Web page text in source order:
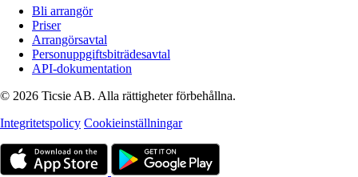
Bli arrangör
Priser
Arrangörsavtal
Personuppgiftsbiträdesavtal
API-dokumentation
© 2026 Ticsie AB. Alla rättigheter förbehållna.
Integritetspolicy Cookieinställningar